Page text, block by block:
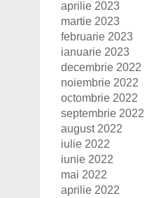
aprilie 2023
martie 2023
februarie 2023
ianuarie 2023
decembrie 2022
noiembrie 2022
octombrie 2022
septembrie 2022
august 2022
iulie 2022
iunie 2022
mai 2022
aprilie 2022